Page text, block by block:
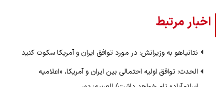
اخبار مرتبط
نتانیاهو به وزیرانش: در مورد توافق ایران و آمریکا سکوت کنید
الحدث: توافق اولیه احتمالی بین ایران و آمریکا، «اعلامیه